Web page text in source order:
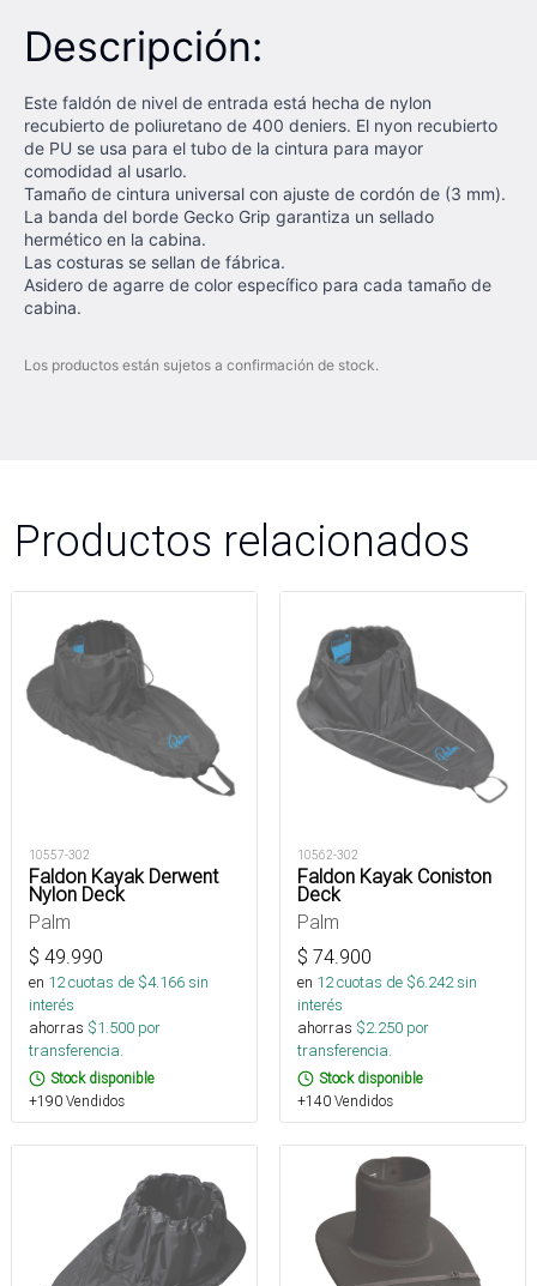
Descripción:
Este faldón de nivel de entrada está hecha de nylon
recubierto de poliuretano de 400 deniers. El nyon recubierto
de PU se usa para el tubo de la cintura para mayor
comodidad al usarlo.
Tamaño de cintura universal con ajuste de cordón de (3 mm).
La banda del borde Gecko Grip garantiza un sellado
hermético en la cabina.
Las costuras se sellan de fábrica.
Asidero de agarre de color específico para cada tamaño de
cabina.
Los productos están sujetos a confirmación de stock.
Productos relacionados
10557-302
Faldon Kayak Derwent
Nylon Deck
Palm
$ 49.990
en 12cuotas de $4.166sin
interés
ahorras $1.500 por
transferencia.
Stock disponible
+190 Vendidos
10562-302
Faldon Kayak Coniston
Deck
Palm
$ 74.900
en 12cuotas de $6.242sin
interés
ahorras $2.250 por
transferencia.
Stock disponible
+140 Vendidos